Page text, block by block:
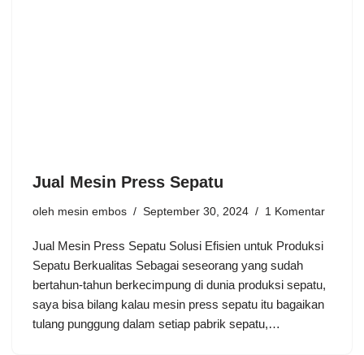
Jual Mesin Press Sepatu
oleh mesin embos September 30, 2024 1 Komentar
Jual Mesin Press Sepatu Solusi Efisien untuk Produksi
Sepatu Berkualitas Sebagai seseorang yang sudah
bertahun-tahun berkecimpung di dunia produksi sepatu,
saya bisa bilang kalau mesin press sepatu itu bagaikan
tulang punggung dalam setiap pabrik sepatu,…